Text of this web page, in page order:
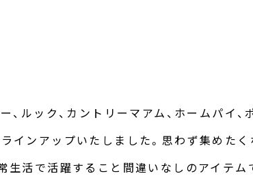
、ルック、カントリーマアム、ホームパイ、
インアップいたしました。思わず集めた
生活で活躍すること間違いなしのアイテム